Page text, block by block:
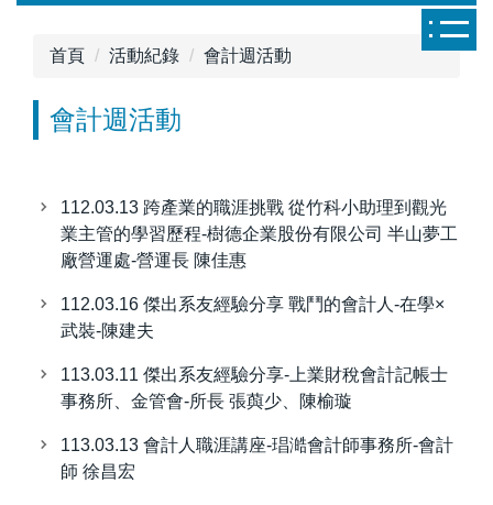
首頁 活動紀錄 會計週活動
會計週活動
112.03.13 跨產業的職涯挑戰 從竹科小助理到觀光
業主管的學習歷程-樹德企業股份有限公司 半山夢工
廠營運處-營運長 陳佳惠
112.03.16 傑出系友經驗分享 戰鬥的會計人-在學×
武裝-陳建夫
113.03.11 傑出系友經驗分享-上業財稅會計記帳士
事務所、金管會-所長 張藇少、陳榆璇
113.03.13 會計人職涯講座-琩澔會計師事務所-會計
師 徐昌宏